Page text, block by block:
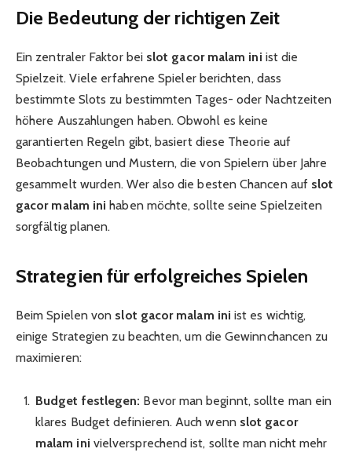
Die Bedeutung der richtigen Zeit
Ein zentraler Faktor bei slot gacor malam ini ist die
Spielzeit. Viele erfahrene Spieler berichten, dass
bestimmte Slots zu bestimmten Tages- oder Nachtzeiten
höhere Auszahlungen haben. Obwohl es keine
garantierten Regeln gibt, basiert diese Theorie auf
Beobachtungen und Mustern, die von Spielern über Jahre
gesammelt wurden. Wer also die besten Chancen auf slot
gacor malam ini haben möchte, sollte seine Spielzeiten
sorgfältig planen.
Strategien für erfolgreiches Spielen
Beim Spielen von slot gacor malam ini ist es wichtig,
einige Strategien zu beachten, um die Gewinnchancen zu
maximieren:
Budget festlegen: Bevor man beginnt, sollte man ein
klares Budget definieren. Auch wenn slot gacor
malam ini vielversprechend ist, sollte man nicht mehr